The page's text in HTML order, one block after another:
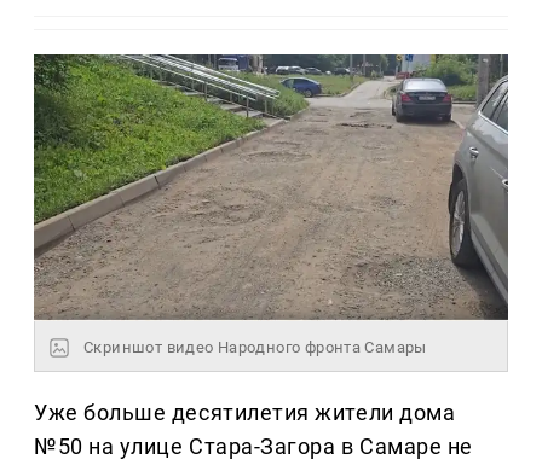
Скриншот видео Народного фронта Самары
Уже больше десятилетия жители дома
№50 на улице Стара-Загора в Самаре не